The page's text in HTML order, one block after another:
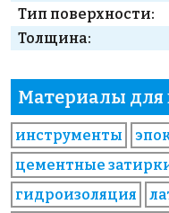
Тип поверхности:
Толщина:
Материалы для
инструменты
цементные
гидроизоляция